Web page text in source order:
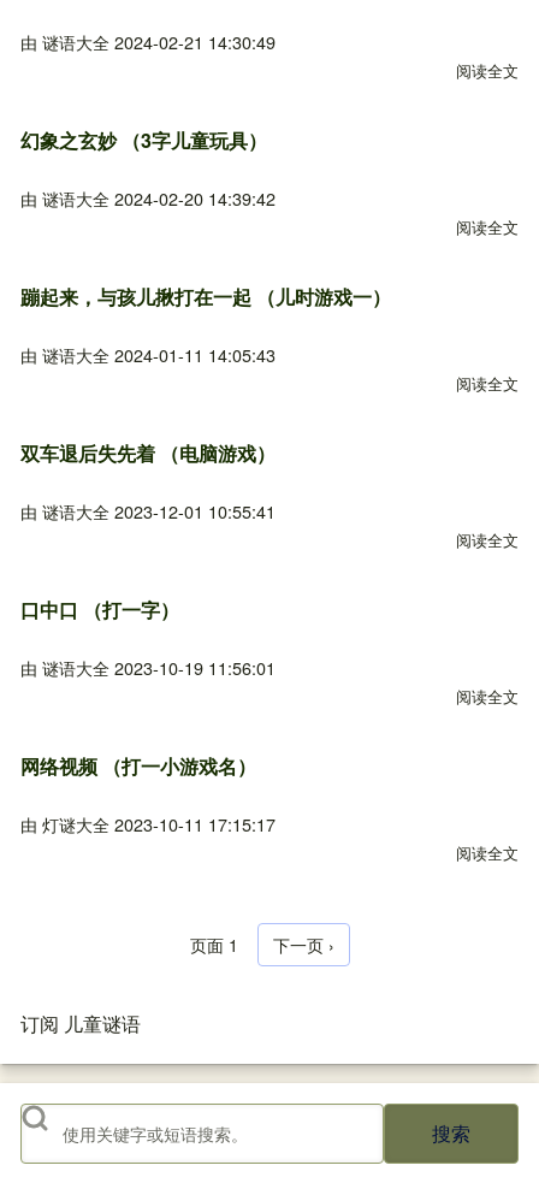
由 谜语大全2024-02-21 14:30:49
阅读全文
幻象之玄妙 （3字儿童玩具）
由 谜语大全2024-02-20 14:39:42
阅读全文
蹦起来，与孩儿揪打在一起 （儿时游戏一）
由 谜语大全2024-01-11 14:05:43
阅读全文
双车退后失先着 （电脑游戏）
由 谜语大全2023-12-01 10:55:41
阅读全文
口中口 （打一字）
由 谜语大全2023-10-19 11:56:01
阅读全文
网络视频 （打一小游戏名）
由 灯谜大全2023-10-11 17:15:17
阅读全文
分页
页面 1 下一页
下一页 ›
订阅 儿童谜语
搜索